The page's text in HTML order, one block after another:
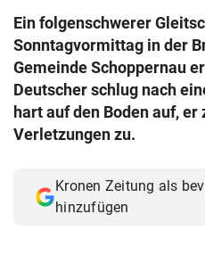
search
eingeben
© Krone Multimedia GmbH & Co
Muthgasse 2, 1190 Wien
Ein folgenschwerer
Sonntagvormittag in der
Gemeinde Schoppernau
Deutscher schlug nach
hart auf den Boden auf,
Verletzungen zu.
Kronen Zeitung als
hinzufügen